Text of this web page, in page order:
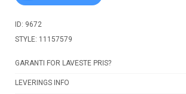
ID: 9672
STYLE: 11157579
GARANTI FOR LAVESTE PRIS?
LEVERINGS INFO